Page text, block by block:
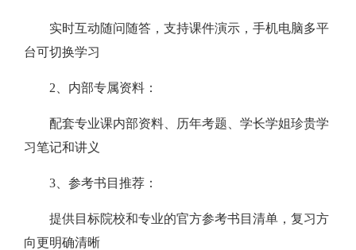
实时互动随问随答，支持课件演示，手机电脑多平
台可切换学习
2、内部专属资料：
配套专业课内部资料、历年考题、学长学姐珍贵学
习笔记和讲义
3、参考书目推荐：
提供目标院校和专业的官方参考书目清单，复习方
向更明确清晰